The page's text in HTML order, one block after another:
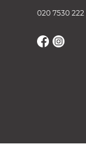
020 7530 222